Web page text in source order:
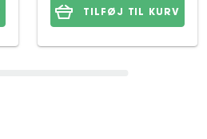
TILFØJ TIL KURV